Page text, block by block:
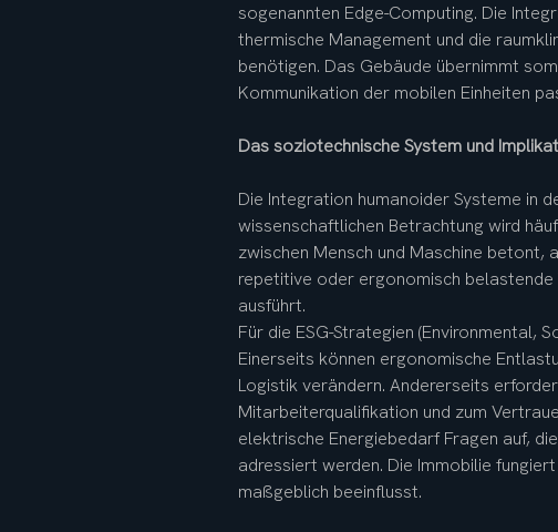
sogenannten Edge-Computing. Die
thermische Management und die
benötigen. Das Gebäude übernimmt
Kommunikation der mobilen Einheiten
Das soziotechnische System und
Die Integration humanoider Systeme in
wissenschaftlichen Betrachtung wird
zwischen Mensch und Maschine
repetitive oder ergonomisch belastende
ausführt.
Für die ESG-Strategien (Environmental,
Einerseits können ergonomische
Logistik verändern. Andererseits
Mitarbeiterqualifikation und zum
elektrische Energiebedarf Fragen auf,
adressiert werden. Die Immobilie
maßgeblich beeinflusst.